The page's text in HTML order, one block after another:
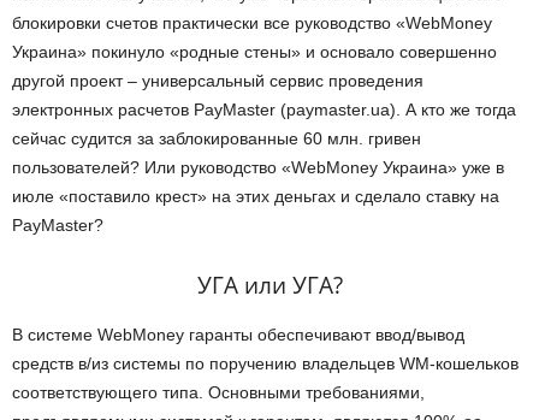
блокировки счетов практически все руководство «WebMoney
Украина» покинуло «родные стены» и основало совершенно
другой проект – универсальный сервис проведения
электронных расчетов PayMaster (paymaster.ua). А кто же тогда
сейчас судится за заблокированные 60 млн. гривен
пользователей? Или руководство «WebMoney Украина» уже в
июле «поставило крест» на этих деньгах и сделало ставку на
PayMaster?
УГА или УГА?
В системе WebMoney гаранты обеспечивают ввод/вывод
средств в/из системы по поручению владельцев WM-кошельков
соответствующего типа. Основными требованиями,